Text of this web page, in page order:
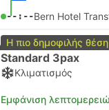
--:--Bern Hotel
Η πιο δημοφιλής θέση
Standard 3pax
Κλιματισμός
Εμφάνιση